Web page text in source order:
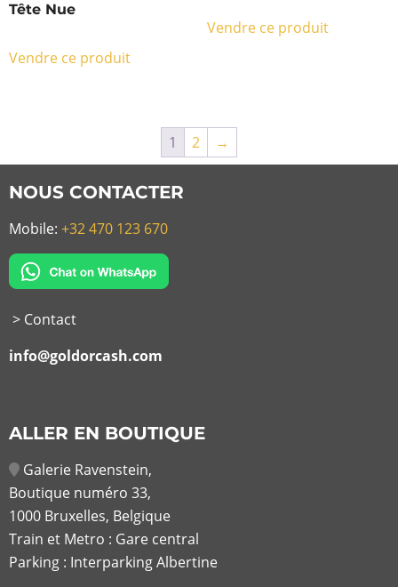
Tête Nue
Vendre ce produit
Vendre ce produit
1 2 →
NOUS CONTACTER
Mobile: +32 470 123 670
> Contact
info@goldorcash.com
ALLER EN BOUTIQUE
Galerie Ravenstein,
Boutique numéro 33,
1000 Bruxelles, Belgique
Train et Metro : Gare central
Parking : Interparking Albertine